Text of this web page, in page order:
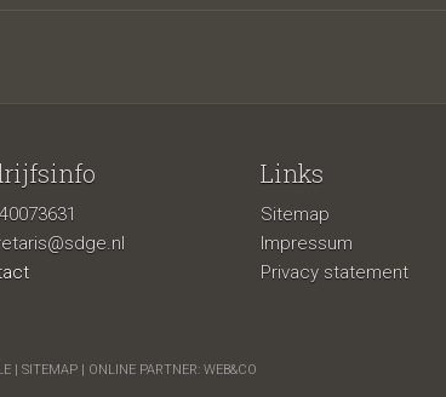
Links
Sitemap
Impressum
Privacy statement
| SITEMAP| ONLINE PARTNER: WEB&CO